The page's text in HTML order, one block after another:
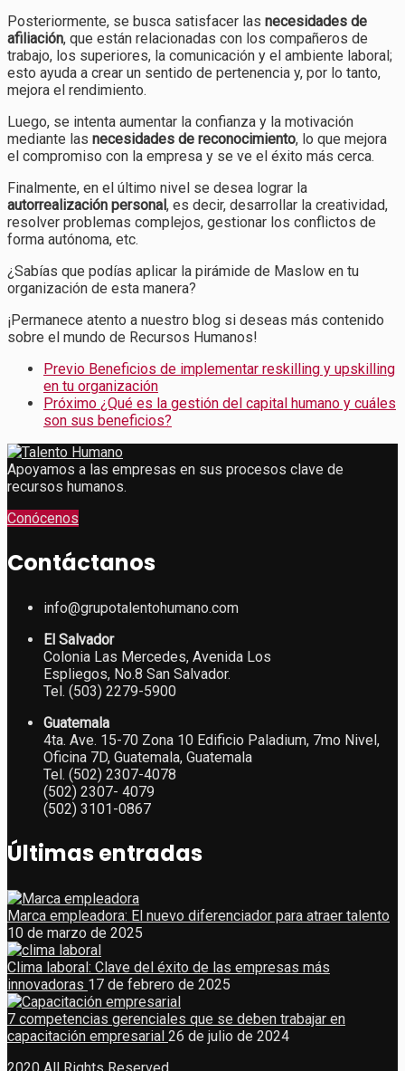
Posteriormente, se busca satisfacer las necesidades de
afiliación, que están relacionadas con los compañeros de
trabajo, los superiores, la comunicación y el ambiente laboral;
esto ayuda a crear un sentido de pertenencia y, por lo tanto,
mejora el rendimiento.
Luego, se intenta aumentar la confianza y la motivación
mediante las necesidades de reconocimiento, lo que mejora
el compromiso con la empresa y se ve el éxito más cerca.
Finalmente, en el último nivel se desea lograr la
autorrealización personal , es decir, desarrollar la creatividad,
resolver problemas complejos, gestionar los conflictos de
forma autónoma, etc.
¿Sabías que podías aplicar la pirámide de Maslow en tu
organización de esta manera?
¡Permanece atento a nuestro blog si deseas más contenido
sobre el mundo de Recursos Humanos!
Previo Beneficios de implementar reskilling y upskilling
en tu organización
Próximo ¿Qué es la gestión del capital humano y cuáles
son sus beneficios?
Apoyamos a las empresas en sus procesos clave de
recursos humanos.
Conócenos
Contáctanos
info@grupotalentohumano.com
El Salvador
Colonia Las Mercedes, Avenida Los
Espliegos, No.8 San Salvador.
Tel. (503) 2279-5900
Guatemala
4ta. Ave. 15-70 Zona 10 Edificio Paladium, 7mo Nivel,
Oficina 7D, Guatemala, Guatemala
Tel. (502) 2307-4078
(502) 2307- 4079
(502) 3101-0867
Últimas entradas
Marca empleadora: El nuevo diferenciador para atraer talento
10 de marzo de 2025
Clima laboral: Clave del éxito de las empresas más
innovadoras 17 de febrero de 2025
7 competencias gerenciales que se deben trabajar en
capacitación empresarial 26 de julio de 2024